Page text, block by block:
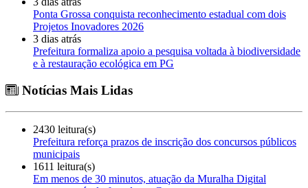
Ponta Grossa conquista reconhecimento estadual com dois
Projetos Inovadores 2026
3 dias atrás
Prefeitura formaliza apoio a pesquisa voltada à biodiversidade
e à restauração ecológica em PG
Notícias Mais Lidas
2430 leitura(s)
Prefeitura reforça prazos de inscrição dos concursos públicos
municipais
1611 leitura(s)
Em menos de 30 minutos, atuação da Muralha Digital